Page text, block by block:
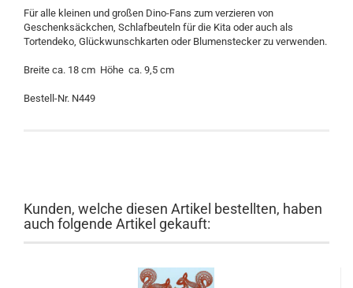
Für alle kleinen und großen Dino-Fans zum verzieren von
Geschenksäckchen, Schlafbeuteln für die Kita oder auch als
Tortendeko, Glückwunschkarten oder Blumenstecker zu verwenden.
Breite ca. 18 cm Höhe ca. 9,5 cm
Bestell-Nr. N449
Kunden, welche diesen Artikel bestellten, haben
auch folgende Artikel gekauft: